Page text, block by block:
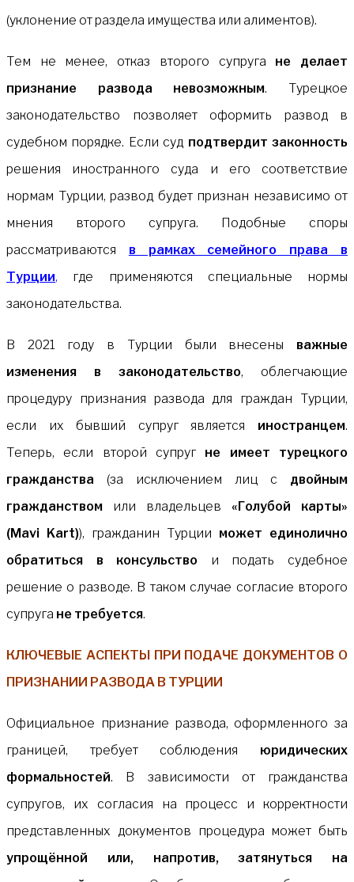
(уклонение от раздела имущества или алиментов).
Тем не менее, отказ второго супруга не делает
признание развода невозможным. Турецкое
законодательство позволяет оформить развод в
судебном порядке. Если суд подтвердит законность
решения иностранного суда и его соответствие
нормам Турции, развод будет признан независимо от
мнения второго супруга. Подобные споры
рассматриваются в рамках семейного права в
Турции, где применяются специальные нормы
законодательства.
В 2021 году в Турции были внесены важные
изменения в законодательство, облегчающие
процедуру признания развода для граждан Турции,
если их бывший супруг является иностранцем.
Теперь, если второй супруг не имеет турецкого
гражданства (за исключением лиц с двойным
гражданством или владельцев «Голубой карты»
(Mavi Kart)), гражданин Турции может единолично
обратиться в консульство и подать судебное
решение о разводе. В таком случае согласие второго
супруга не требуется.
КЛЮЧЕВЫЕ АСПЕКТЫ ПРИ ПОДАЧЕ ДОКУМЕНТОВ О
ПРИЗНАНИИ РАЗВОДА В ТУРЦИИ
Официальное признание развода, оформленного за
границей, требует соблюдения юридических
формальностей. В зависимости от гражданства
супругов, их согласия на процесс и корректности
представленных документов процедура может быть
упрощённой или, напротив, затянуться на